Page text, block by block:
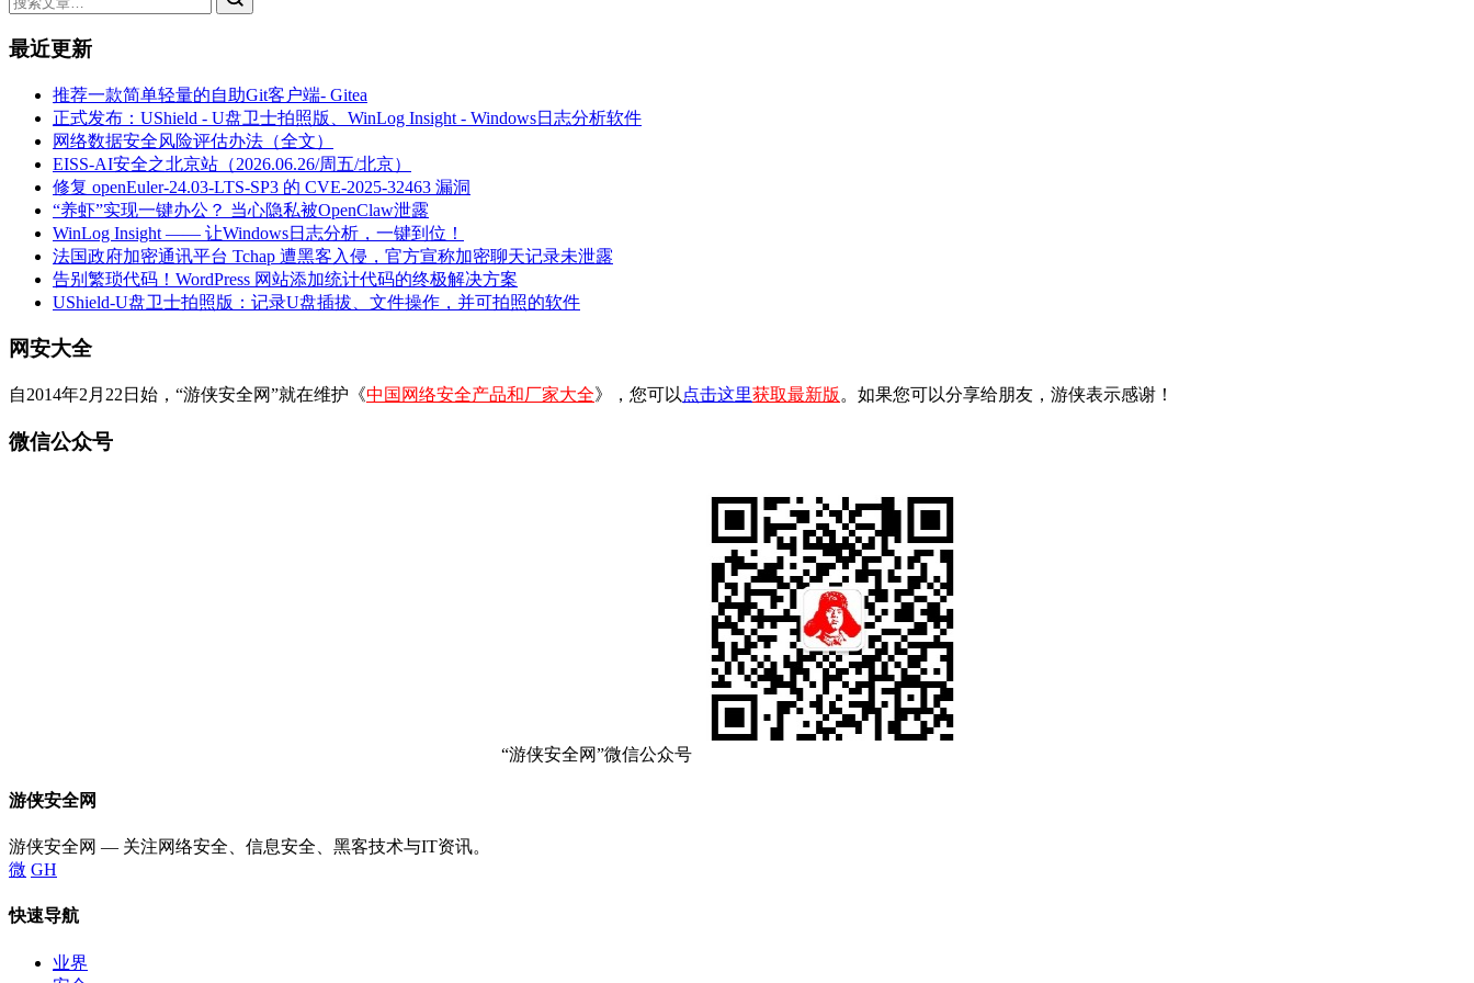
最近更新
推荐一款简单轻量的自助Git客户端- Gitea
正式发布：UShield - U盘卫士拍照版、WinLog Insight - Windows日志分析软件
网络数据安全风险评估办法（全文）
EISS-AI安全之北京站（2026.06.26/周五/北京）
修复 openEuler-24.03-LTS-SP3 的 CVE-2025-32463 漏洞
“养虾”实现一键办公？ 当心隐私被OpenClaw泄露
WinLog Insight —— 让Windows日志分析，一键到位！
法国政府加密通讯平台 Tchap 遭黑客入侵，官方宣称加密聊天记录未泄露
告别繁琐代码！WordPress 网站添加统计代码的终极解决方案
UShield-U盘卫士拍照版：记录U盘插拔、文件操作，并可拍照的软件
网安大全
自2014年2月22日始，“游侠安全网”就在维护《中国网络安全产品和厂家大全》，您可以 点击这里获取最新版 。如果您可以分享给朋友，游侠表示感谢！
微信公众号
“游侠安全网”微信公众号
游侠安全网
游侠安全网 — 关注网络安全、信息安全、黑客技术与IT资讯。
微 GH
快速导航
业界